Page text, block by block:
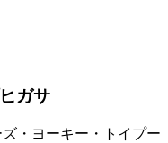
ガサ
・ヨーキー・トイプー